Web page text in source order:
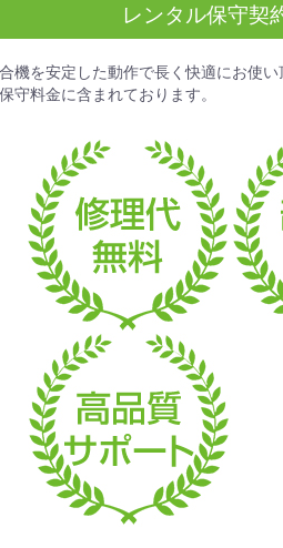
お買い物を続ける
レンタル保守契
機を安定した動作で長く快適にお使
守料金に含まれております。